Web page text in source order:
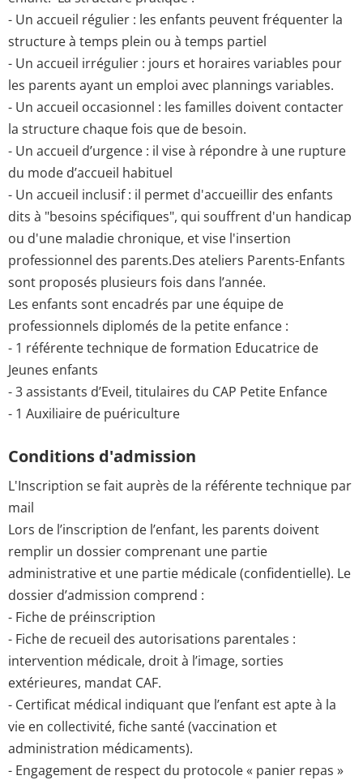
- Un accueil régulier : les enfants peuvent fréquenter la
structure à temps plein ou à temps partiel
- Un accueil irrégulier : jours et horaires variables pour
les parents ayant un emploi avec plannings variables.
- Un accueil occasionnel : les familles doivent contacter
la structure chaque fois que de besoin.
- Un accueil d’urgence : il vise à répondre à une rupture
du mode d’accueil habituel
- Un accueil inclusif : il permet d'accueillir des enfants
dits à "besoins spécifiques", qui souffrent d'un handicap
ou d'une maladie chronique, et vise l'insertion
professionnel des parents.Des ateliers Parents-Enfants
sont proposés plusieurs fois dans l’année.
Les enfants sont encadrés par une équipe de
professionnels diplomés de la petite enfance :
- 1 référente technique de formation Educatrice de
Jeunes enfants
- 3 assistants d’Eveil, titulaires du CAP Petite Enfance
- 1 Auxiliaire de puériculture
Conditions d'admission
L'Inscription se fait auprès de la référente technique par
mail
Lors de l’inscription de l’enfant, les parents doivent
remplir un dossier comprenant une partie
administrative et une partie médicale (confidentielle). Le
dossier d’admission comprend :
- Fiche de préinscription
- Fiche de recueil des autorisations parentales :
intervention médicale, droit à l’image, sorties
extérieures, mandat CAF.
- Certificat médical indiquant que l’enfant est apte à la
vie en collectivité, fiche santé (vaccination et
administration médicaments).
- Engagement de respect du protocole « panier repas »